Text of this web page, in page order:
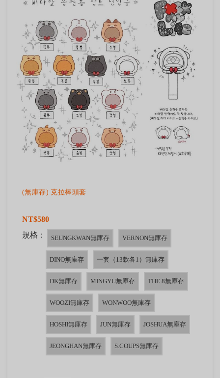
(無庫存) 克拉棒頭套
NT$580
規格：
SEUNGKWAN無庫存 VERNON無庫存
DINO無庫存 一套（13款各1）無庫存
DK無庫存 MINGYU無庫存 THE 8無庫存
WOOZI無庫存 WONWOO無庫存
HOSHI無庫存 JUN無庫存 JOSHUA無庫存
JEONGHAN無庫存 S.COUPS無庫存